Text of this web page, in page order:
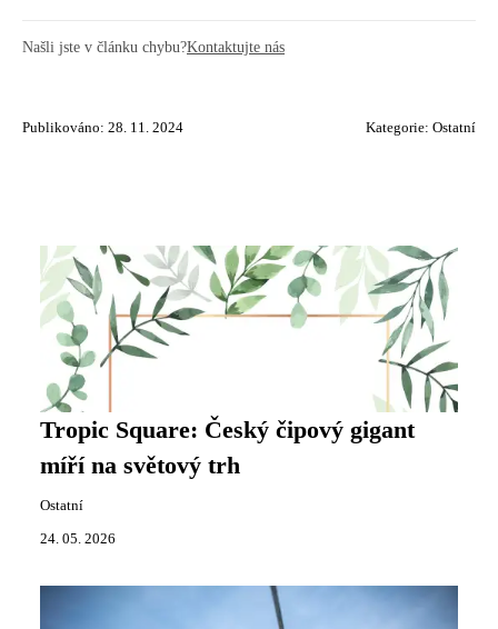
Našli jste v článku chybu?Kontaktujte nás
Publikováno: 28. 11. 2024 Kategorie: Ostatní
Tropic Square: Český čipový gigant
míří na světový trh
Ostatní
24. 05. 2026